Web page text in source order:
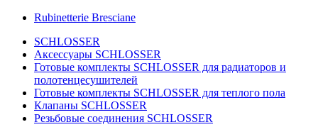
Rubinetterie Bresciane
SCHLOSSER
Аксессуары SCHLOSSER
Готовые комплекты SCHLOSSER для радиаторов и
полотенцесушителей
Готовые комплекты SCHLOSSER для теплого пола
Клапаны SCHLOSSER
Резьбовые соединения SCHLOSSER